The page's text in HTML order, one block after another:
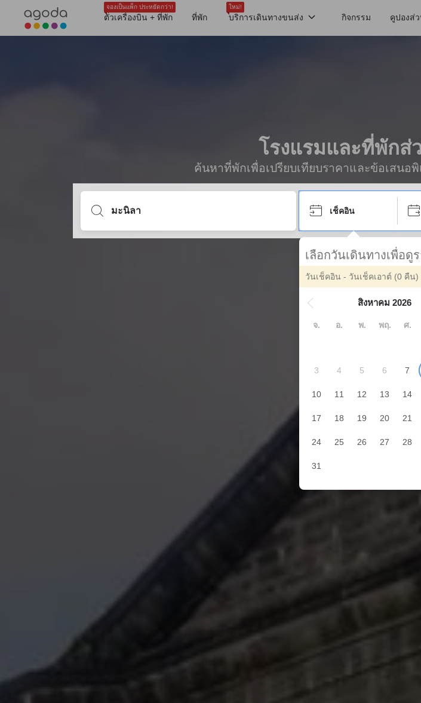
จองเป็นแพ็ก ประหยัดกว่า!
ตั๋วเครื่องบิน + ที่พัก ที่พัก
ใหม่!
บริการเดินทางขนส่ง กิจกรรม คูปองส่
โรงแรมและที่พักส่
ค้นหาที่พักเพื่อเปรียบเทียบราคาและข้อเสนอ
เช็คอิน
เลือกวันเดินทางเพื่อดู
วันเช็คอิน - วันเช็คเอาต์ (0 คืน)
สิงหาคม 2026
จ. อ. พ. พฤ. ศ.
3 4 5 6 7
10 11 12 13 14
17 18 19 20 21
24 25 26 27 28
31